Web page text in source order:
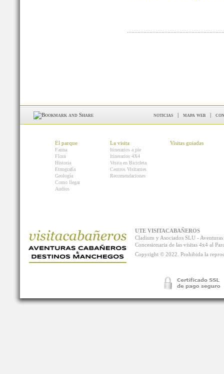
noticias | mapa web |
El parque
Fauna
Flora
Historia
Etnografía
Geología
Como llegar
Audios
La visita
Itinerarios a pie
Itinerarios 4X4
Visita en Bicicleta
Centros Visitantes
Recomendaciones
Visitas guiadas
UTE VISITACABAÑEROS
Cladium y Asociados SLU -
Concesionaria de las visitas 4x4 al
Copyright © 2022. Prohibida la